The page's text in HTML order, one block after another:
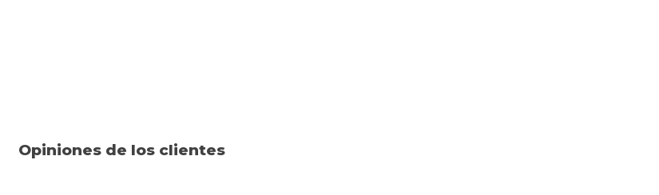
Opiniones de los clientes